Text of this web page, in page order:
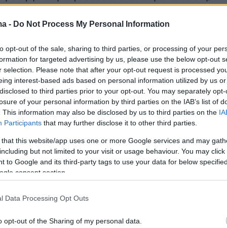
- Do Not Process My Personal Information
opt-out of the sale, sharing to third parties, or processing of your
for targeted advertising by us, please use the below opt-out
selection. Please note that after your opt-out request is processed
interest-based ads based on personal information utilized by us
to third parties prior to your opt-out. You may separately
of your personal information by third parties on the IAB’s list of
This information may also be disclosed by us to third parties on the
Participants that may further disclose it to other third parties.
that this website/app uses one or more Google services and may
but not limited to your visit or usage behaviour. You may
to Google and its third-party tags to use your data for below
consent section.
Data Processing Opt Outs
opt-out of the Sharing of my personal data.
ελέγχου εφαρμογής των νέων διατάξεων.
ο υπουργός Εργασίας και Κοινωνικών
Χατζηδάκηςεπισημαίνει: «Ο νόμος για
της Εργασίας τίθεται σε εφαρμογή. Με τις
τις νέες άδειες που δικαιούνται γονείς και
σημαντικά βήματα για τη συμφιλίωση
με την οικογενειακή ζωή.Μέσα στον
η πλειονότητα των Υπουργικών
προβλέπει ο νόμος για την Προστασία της
μέχρι το Σεπτέμβριο θα έχουν κλείσει σχεδόν
Παράλληλα, θα προχωρήσουν οι δύο
δηλαδή η Ψηφιακή Κάρτα Εργασίας και η νέα